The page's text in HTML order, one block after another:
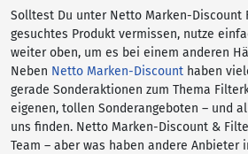
Solltest Du unter Netto Marken-Discount
gesuchtes Produkt vermissen, nutze
weiter oben, um es bei einem anderen
Neben Netto Marken-Discount haben
gerade Sonderaktionen zum Thema
eigenen, tollen Sonderangeboten – und
uns finden. Netto Marken-Discount &
Team – aber was haben andere Anbieter